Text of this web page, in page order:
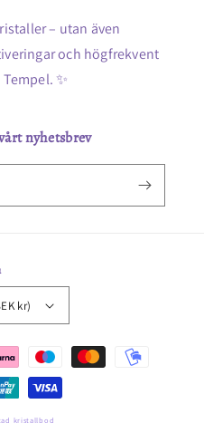
– utan även
och högfrekvent
✨
nyhetsbrev
kr)
kristallbod